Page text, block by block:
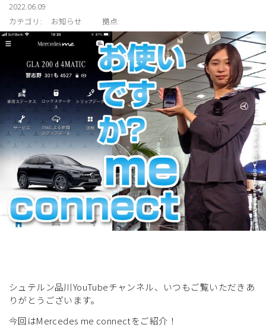
中古車を探す
展示車・試乗車
メンテナンス
企業情報
採用情報
2022.06.09
カテゴリ:
お知らせ 拠点:
シュテルン品川YouTubeチャンネル、いつもご覧いただきあ
りがとうございます。
今回はMercedes me connectをご紹介！